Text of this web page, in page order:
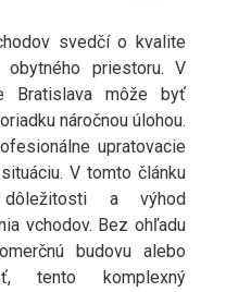
svedčí o kvalite
priestoru. V
Bratislava môže byť
náročnou úlohou.
upratovacie
V tomto článku
a výhod
vchodov. Bez ohľadu
budovu alebo
tento komplexný